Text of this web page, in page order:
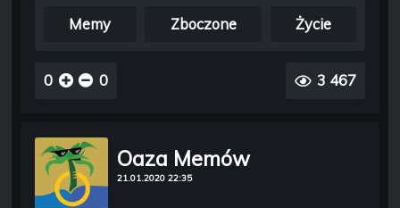
Memy Zboczone Życie
0 0 3 467
Oaza Memów
21.01.2020 22:35